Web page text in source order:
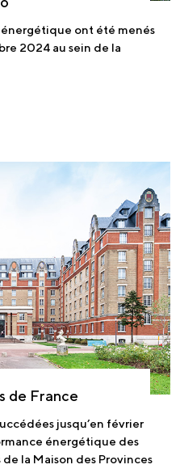
ont été menés
2024 au sein de la
de France
jusqu’en février
énergétique des
la Maison des Provinces